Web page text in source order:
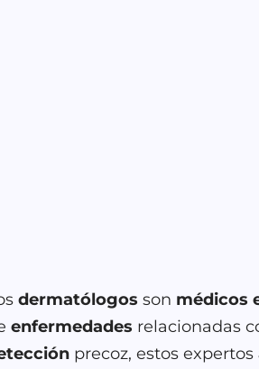
dermatólogos son médicos
enfermedades relacionadas
precoz, estos expertos